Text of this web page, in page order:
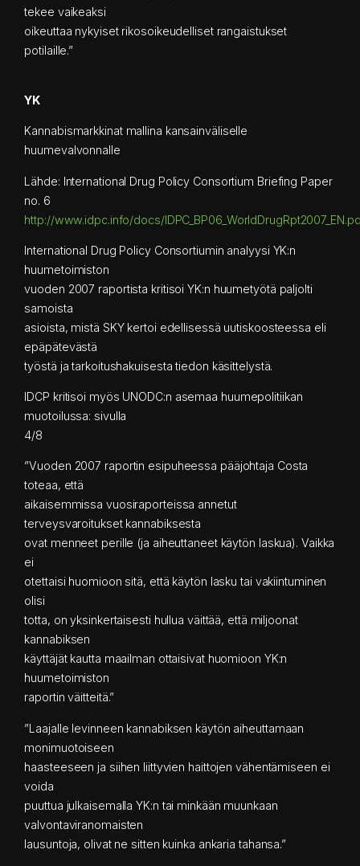
tekee vaikeaksi
oikeuttaa nykyiset rikosoikeudelliset rangaistukset
potilaille.”
YK
Kannabismarkkinat mallina kansainväliselle
huumevalvonnalle
Lähde: International Drug Policy Consortium Briefing Paper
no. 6
http://www.idpc.info/docs/
International Drug Policy Consortiumin analyysi YK:n
huumetoimiston
vuoden 2007 raportista kritisoi YK:n huumetyötä paljolti
samoista
asioista, mistä SKY kertoi edellisessä uutiskoosteessa eli
epäpätevästä
työstä ja tarkoitushakuisesta tiedon käsittelystä.
IDCP kritisoi myös UNODC:n asemaa huumepolitiikan
muotoilussa: sivulla
4/8
”Vuoden 2007 raportin esipuheessa pääjohtaja Costa
toteaa, että
aikaisemmissa vuosiraporteissa annetut
terveysvaroitukset kannabiksesta
ovat menneet perille (ja aiheuttaneet käytön laskua). Vaikka
ei
otettaisi huomioon sitä, että käytön lasku tai vakiintuminen
olisi
totta, on yksinkertaisesti hullua väittää, että miljoonat
kannabiksen
käyttäjät kautta maailman ottaisivat huomioon YK:n
huumetoimiston
raportin väitteitä.”
”Laajalle levinneen kannabiksen käytön aiheuttamaan
monimuotoiseen
haasteeseen ja siihen liittyvien haittojen vähentämiseen ei
voida
puuttua julkaisemalla YK:n tai minkään muunkaan
valvontaviranomaisten
lausuntoja, olivat ne sitten kuinka ankaria tahansa.”